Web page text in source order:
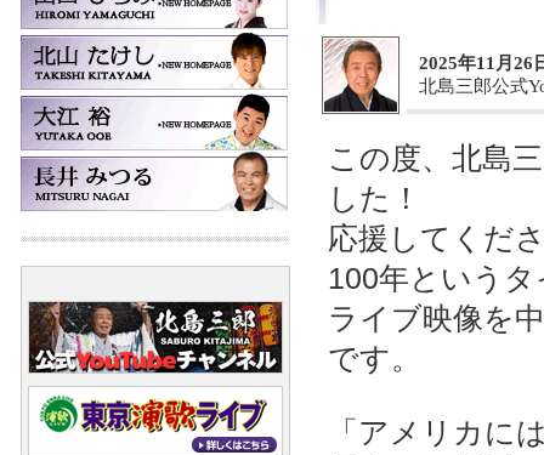
2025年11月26
北島三郎公式
この度、北島
した！
応援してくだ
100年という
ライブ映像を
です。
「アメリカに